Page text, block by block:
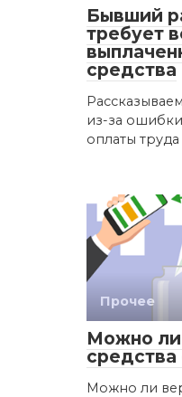
Бывший
требует
средства
из-за
оплаты
Прочее
Можно
средства
Можно ли